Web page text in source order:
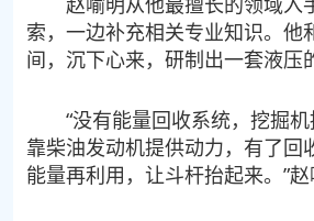
索，一边补充相关专业知识。他
间，沉下心来，研制出一套液压
“没有能量回收系统，挖掘
靠柴油发动机提供动力，有了回
能量再利用，让斗杆抬起来。”赵